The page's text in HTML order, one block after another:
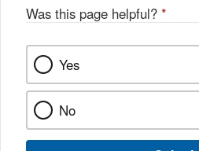
Was this page helpful? *
Yes
No